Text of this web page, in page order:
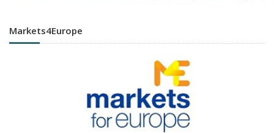
Markets4Europe